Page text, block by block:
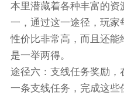
本里潜藏着各种丰富的资
一，通过这一途径，玩家
性价比非常高，而且还
是一举两得。
途径六：支线任务奖励
一条支线任务，完成这